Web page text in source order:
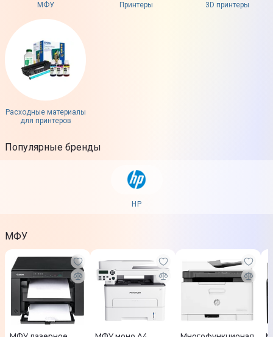
МФУ Принтеры 3D принтеры
Расходные материалы
для принтеров
Популярные бренды
HP
МФУ